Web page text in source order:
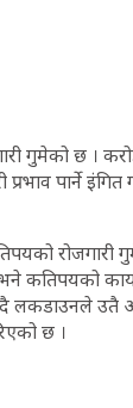
गुमेको छ ।
पार्ने
लकडाउनले
छ ।